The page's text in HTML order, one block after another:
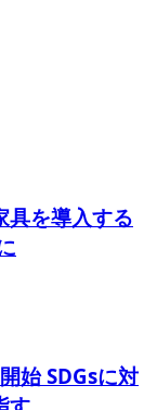
具を導入する
始 SDGsに対